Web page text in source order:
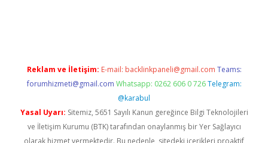
Reklam ve İletişim: E-mail: backlinkpaneli@gmail.com Teams:
forumhizmeti@gmail.com Whatsapp: 0262 606 0 726 Telegram:
@karabul
Yasal Uyarı: Sitemiz, 5651 Sayılı Kanun gereğince Bilgi Teknolojileri
ve İletişim Kurumu (BTK) tarafından onaylanmış bir Yer Sağlayıcı
olarak hizmet vermektedir. Bu nedenle, sitedeki içerikleri proaktif